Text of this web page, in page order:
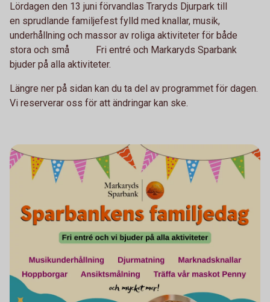
Lördagen den 13 juni förvandlas Traryds Djurpark till
en sprudlande familjefest fylld med knallar, musik,
underhållning och massor av roliga aktiviteter för både
stora och små
Fri entré och Markaryds Sparbank
bjuder på alla aktiviteter.
Längre ner på sidan kan du ta del av programmet för dagen.
Vi reserverar oss för att ändringar kan ske.